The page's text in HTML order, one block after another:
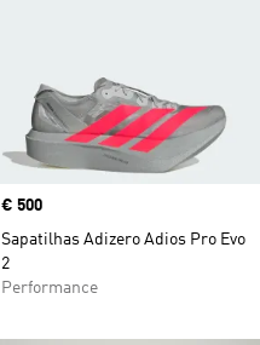
Price
€ 500
Sapatilhas Adizero Adios Pro Evo
2
Performance